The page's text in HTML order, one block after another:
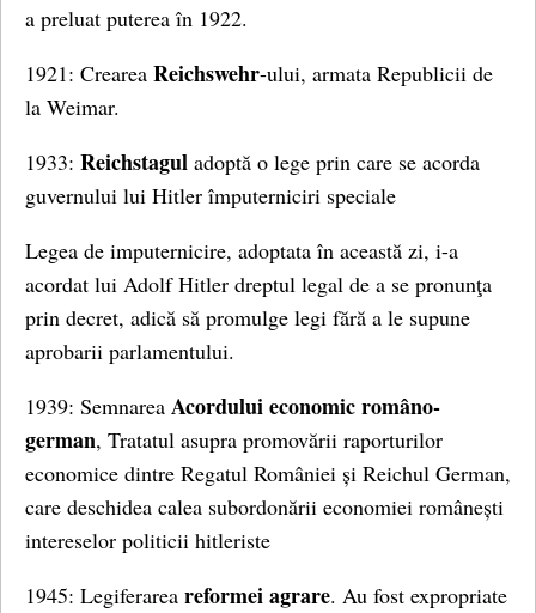
a preluat puterea în 1922.
1921: Crearea Reichswehr-ului, armata Republicii de
la Weimar.
1933: Reichstagul adoptă o lege prin care se acorda
guvernului lui Hitler împuterniciri speciale
Legea de imputernicire, adoptata în această zi, i-a
acordat lui Adolf Hitler dreptul legal de a se pronunţa
prin decret, adică să promulge legi fără a le supune
aprobarii parlamentului.
1939: Semnarea Acordului economic româno-
german, Tratatul asupra promovării raporturilor
economice dintre Regatul României și Reichul German,
care deschidea calea subordonării economiei românești
intereselor politicii hitleriste
1945: Legiferarea reformei agrare. Au fost expropriate